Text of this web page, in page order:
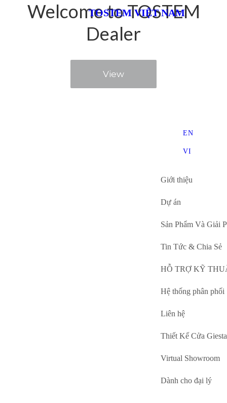
Welcome to TOSTEM
Dealer
View
TOSTEM VIỆT NAM
EN
VI
Giới thiệu
Dự án
Sản Phẩm Và Giải
Tin Tức & Chia Sẻ
HỖ TRỢ KỸ
Hệ thống phân phối
Liên hệ
Thiết Kế Cửa Giesta
Virtual Showroom
Dành cho đại lý